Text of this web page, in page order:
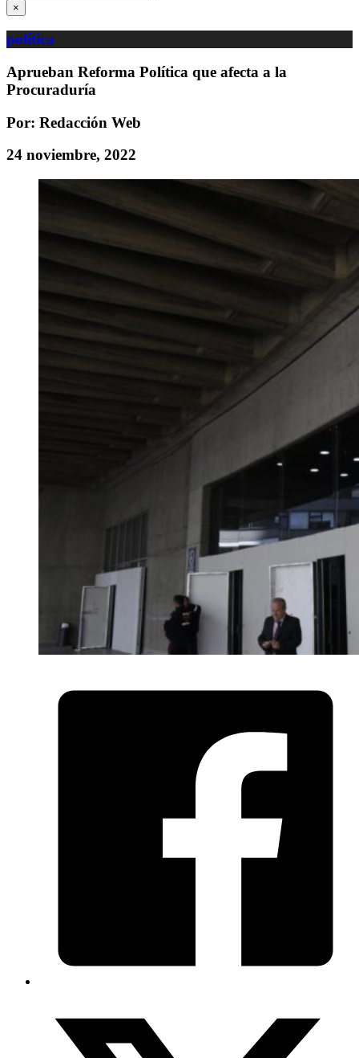
×
política
Aprueban Reforma Política que afecta a la
Procuraduría
Por: Redacción Web
24 noviembre, 2022